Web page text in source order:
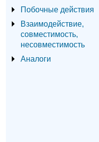
Побочные действия
Взаимодействие,
совместимость,
несовместимость
Аналоги